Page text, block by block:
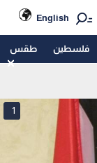
English
فلسطين طقس
1